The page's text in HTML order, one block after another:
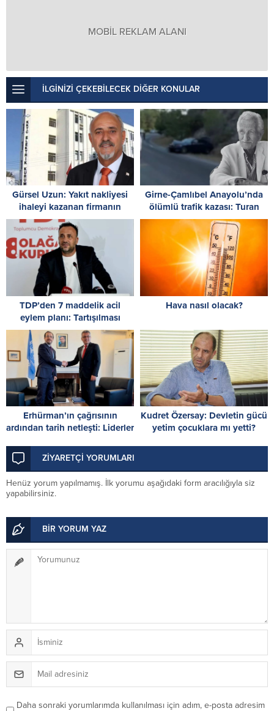
MOBİL REKLAM ALANI
İLGİNİZİ ÇEKEBİLECEK DİĞER KONULAR
Gürsel Uzun: Yakıt nakliyesi
ihaleyi kazanan firmanın
sorumluluğundadır
Girne-Çamlıbel Anayolu’nda
ölümlü trafik kazası: Turan
Obalı yaşamını yitirdi!
TDP’den 7 maddelik acil
eylem planı: Tartışılması
gereken kişinin kimliği değil,
sistemin çöküşüdür!
Hava nasıl olacak?
Erhürman’ın çağrısının
ardından tarih netleşti: Liderler
Kudret Özersay: Devletin gücü
yetim çocuklara mı yetti?
ZİYARETÇİ YORUMLARI
Henüz yorum yapılmamış. İlk yorumu aşağıdaki form aracılığıyla siz
yapabilirsiniz.
BİR YORUM YAZ
Daha sonraki yorumlarımda kullanılması için adım, e-posta adresim